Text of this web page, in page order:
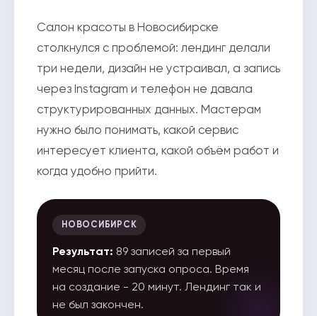
Салон красоты в Новосибирске
столкнулся с проблемой: лендинг делали
три недели, дизайн не устраивал, а запись
через Instagram и телефон не давала
структурированных данных. Мастерам
нужно было понимать, какой сервис
интересует клиента, какой объём работ и
когда удобно прийти.
НОВОСИБИРСК
Результат: 89 записей за первый
месяц после запуска опроса. Время
на создание - 20 минут. Лендинг так и
не был закончен.